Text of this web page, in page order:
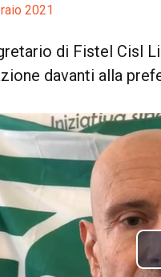
2021
di Fistel Cisl
davanti alla